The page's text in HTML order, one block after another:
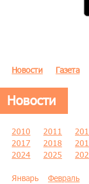
Новости Газета
Новости
2010 2011
2017
2018
2024
2025
Январь Февраль